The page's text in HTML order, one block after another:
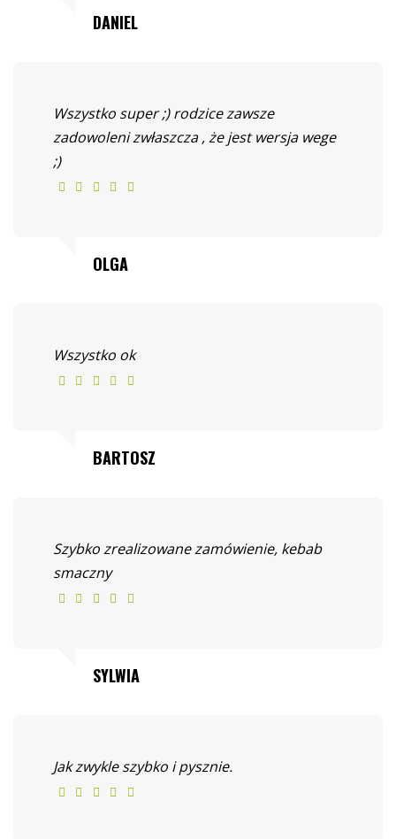
DANIEL
Wszystko super ;) rodzice zawsze
zadowoleni zwłaszcza , że jest wersja wege
;)
OLGA
Wszystko ok
BARTOSZ
Szybko zrealizowane zamówienie, kebab
smaczny
SYLWIA
Jak zwykle szybko i pysznie.